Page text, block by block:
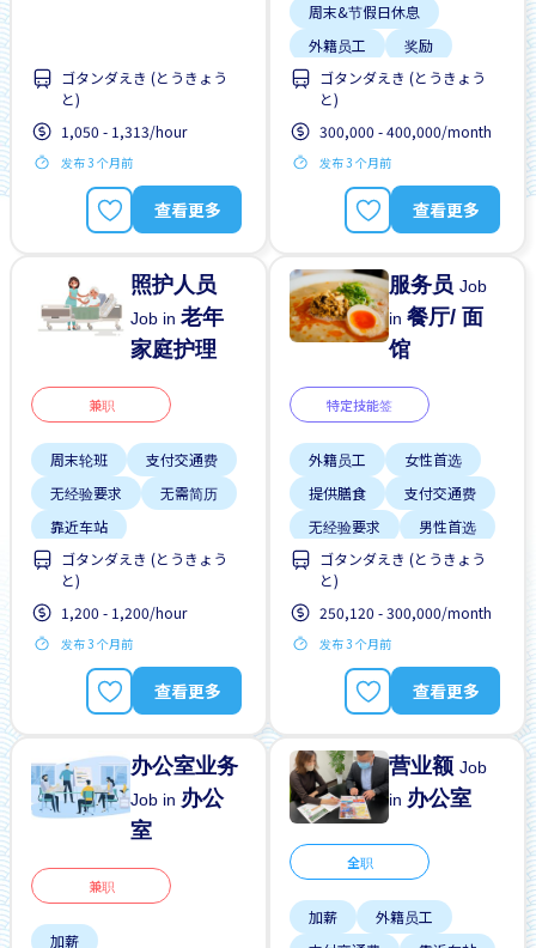
ゴタンダえき (とうきょう
と)
1,050 - 1,313/hour
发布 3 个月前
查看更多
周末&节假日休息
外籍员工
奖励
支付交通费
无日本语要求
靠近车站
高收入潜能
ゴタンダえき (とうきょう
と)
300,000 - 400,000/month
发布 3 个月前
查看更多
照护人员
Job in老年
家庭护理
兼职
周末轮班
支付交通费
无经验要求
无需简历
靠近车站
ゴタンダえき (とうきょう
と)
1,200 - 1,200/hour
发布 3 个月前
查看更多
服务员Job
in餐厅/ 面
馆
特定技能签
外籍员工
女性首选
提供膳食
支付交通费
无经验要求
男性首选
靠近车站
ゴタンダえき (とうきょう
と)
250,120 - 300,000/month
发布 3 个月前
查看更多
办公室业务
Job in 办公
室
兼职
加薪
营业额Job
in 办公室
全职
加薪
外籍员工